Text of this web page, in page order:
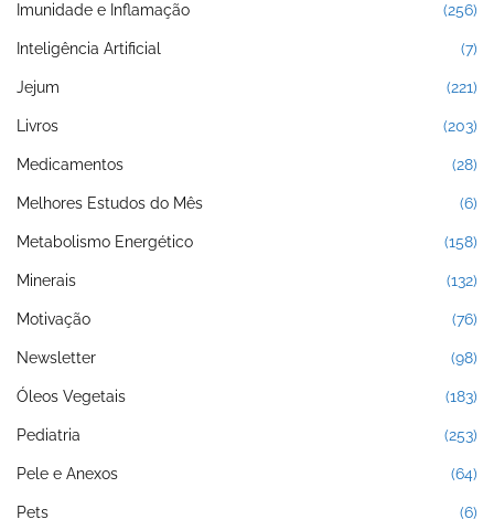
Imunidade e Inflamação (256)
Inteligência Artificial (7)
Jejum (221)
Livros (203)
Medicamentos (28)
Melhores Estudos do Mês (6)
Metabolismo Energético (158)
Minerais (132)
Motivação (76)
Newsletter (98)
Óleos Vegetais (183)
Pediatria (253)
Pele e Anexos (64)
Pets (6)